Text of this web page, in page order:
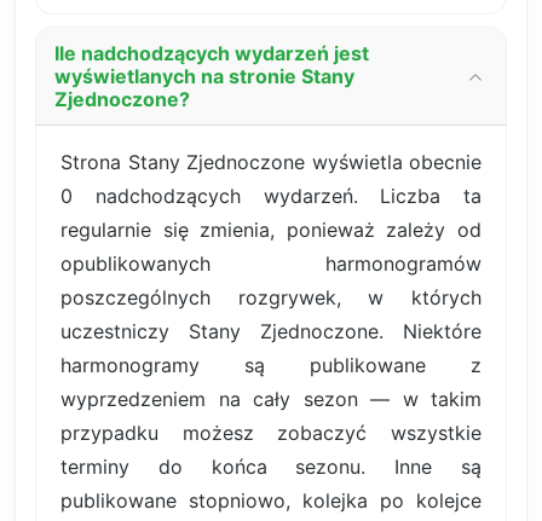
Ile nadchodzących wydarzeń jest
wyświetlanych na stronie Stany
Zjednoczone?
Strona Stany Zjednoczone wyświetla obecnie
0 nadchodzących wydarzeń. Liczba ta
regularnie się zmienia, ponieważ zależy od
opublikowanych harmonogramów
poszczególnych rozgrywek, w których
uczestniczy Stany Zjednoczone. Niektóre
harmonogramy są publikowane z
wyprzedzeniem na cały sezon — w takim
przypadku możesz zobaczyć wszystkie
terminy do końca sezonu. Inne są
publikowane stopniowo, kolejka po kolejce